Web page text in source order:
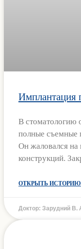
Имплантация
В стоматологию
полные съемные
Он жаловался на
конструкций.
ОТКРЫТЬ ИСТОРИЮ
Доктор: Зарудний В.